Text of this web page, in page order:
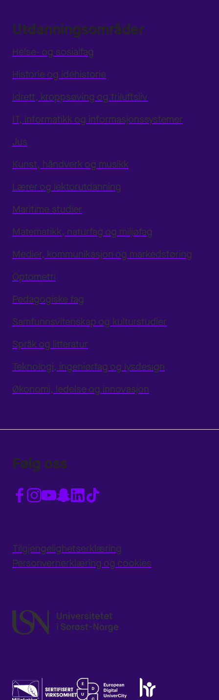
Utdanningsområder
Helse- og sosialfag
Historie og idéhistorie
Idrett, kroppsøving og friluftsliv
IT, informatikk og informasjonssystemer
Jus
Kunst, håndverk og musikk
Lærer og lektorutdanning
Maritime studier
Matematikk, naturfag og miljøfag
Medier, kommunikasjon og markedsføring
Optometri
Pedagogiske fag
Samfunnsvitenskap og kulturstudier
Språk og litteratur
Teknologi, ingeniørfag og lysdesign
Økonomi, ledelse og innovasjon
Følg oss
Tilgjengelighetserklæring
Personvernerklæring og cookies